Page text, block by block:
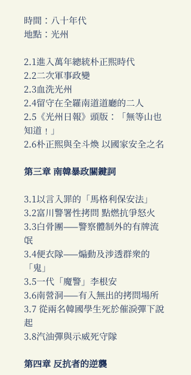
時間：八十年代
地點：光州
2.1進入萬年總統朴正熙時代
2.2二次軍事政變
2.3血洗光州
2.4留守在全羅南道道廳的二人
2.5《光州日報》頭版：「無等山也
知道﹗」
2.6朴正熙與全斗煥 以國家安全之名
第三章 南韓暴政關鍵詞
3.1以言入罪的「馬格利保安法」
3.2富川警署性拷問 點燃抗爭怒火
3.3白骨團——警察體制外的有牌流
氓
3.4便衣隊——煽動及涉透群眾的
「鬼」
3.5一代「魔警」李根安
3.6南營洞——有入無出的拷問場所
3.7 從兩名韓國學生死於催淚彈下說
起
3.8汽油彈與示威死守隊
第四章 反抗者的逆襲